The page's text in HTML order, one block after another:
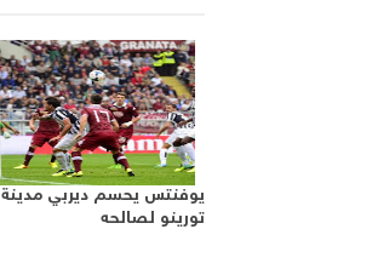
يوفنتس يحسم ديربي مدينة
تورينو لصالحه